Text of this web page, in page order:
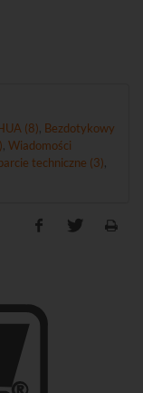
(8) Bezdotykowy
Wiadomości
techniczne (3)